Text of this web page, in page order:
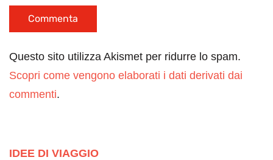
Questo sito utilizza Akismet per ridurre lo spam.
Scopri come vengono elaborati i dati derivati dai
commenti.
IDEE DI VIAGGIO